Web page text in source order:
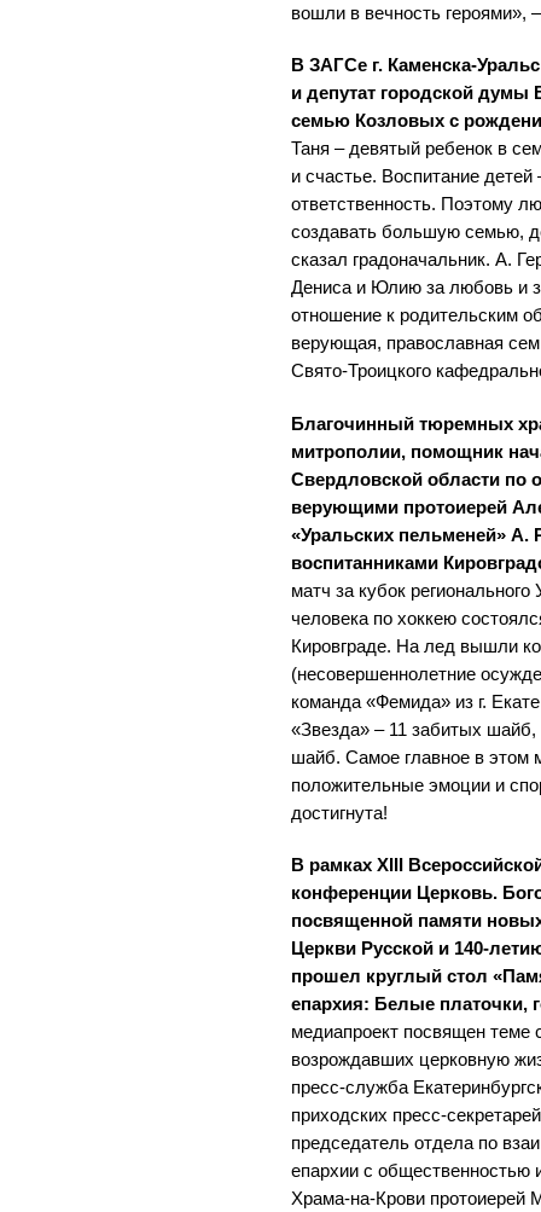
вошли в вечность героями»,
В ЗАГСе г. Каменска-
и депутат городской думы
семью Козловых с
Таня – девятый ребенок в
и счастье. Воспитание
ответственность. Поэтому
создавать большую семью,
сказал градоначальник. А.
Дениса и Юлию за любовь и
отношение к родительским
верующая, православная
Свято-Троицкого
Благочинный тюремных
митрополии, помощник
Свердловской области по
верующими протоиерей
«Уральских пельменей» А.
воспитанниками
матч за кубок
человека по хоккею
Кировграде. На лед вышли
(несовершеннолетние
команда «Фемида» из г.
«Звезда» – 11 забитых
шайб. Самое главное в этом
положительные эмоции и
достигнута!
В рамках XIII
конференции Церковь.
посвященной памяти
Церкви Русской и 140-
прошел круглый стол
епархия: Белые платочки,
медиапроект посвящен теме
возрождавших церковную
пресс-служба
приходских пресс-
председатель отдела по
епархии с
Храма-на-Крови протоиерей